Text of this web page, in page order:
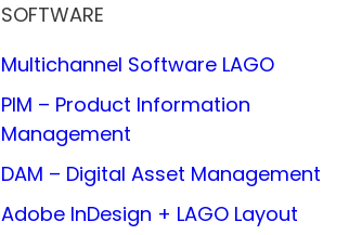
SOFTWARE
Multichannel Software LAGO
PIM – Product Information
Management
DAM – Digital Asset Management
Adobe InDesign + LAGO Layout